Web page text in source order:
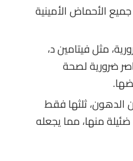
الأحماض الأمينية
مثل فيتامين د،
ضرورية لصحة
متوسطة الحجم على نحو 4.6 غرام من الدهون، ثلثها فقط
منها، مما يجعله